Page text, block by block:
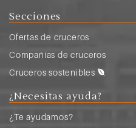
Secciones
Ofertas de cruceros
Compañias de cruceros
Cruceros sostenibles
¿Necesitas ayuda?
¿Te ayudamos?